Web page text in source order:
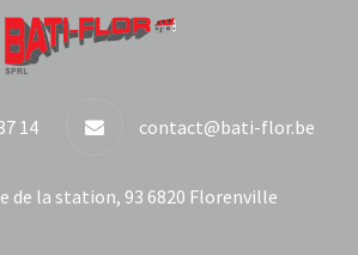
14 contact@bati-flor.be
de la station, 93 6820 Florenville